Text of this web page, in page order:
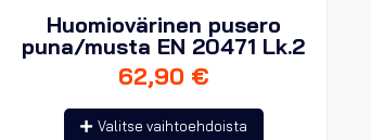
Huomiovärinen pusero
puna/musta EN 20471 Lk.2
62,90 €
Valitse vaihtoehdoista
Tällä